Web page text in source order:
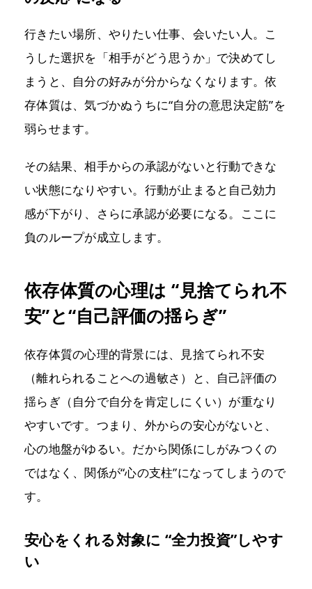
行きたい場所、やりたい仕事、会いたい人。こ
うした選択を「相手がどう思うか」で決めてし
まうと、自分の好みが分からなくなります。依
存体質は、気づかぬうちに“自分の意思決定筋”を
弱らせます。
その結果、相手からの承認がないと行動できな
い状態になりやすい。行動が止まると自己効力
感が下がり、さらに承認が必要になる。ここに
負のループが成立します。
依存体質の心理は “見捨てられ不
安”と“自己評価の揺らぎ”
依存体質の心理的背景には、見捨てられ不安
（離れられることへの過敏さ）と、自己評価の
揺らぎ（自分で自分を肯定しにくい）が重なり
やすいです。つまり、外からの安心がないと、
心の地盤がゆるい。だから関係にしがみつくの
ではなく、関係が“心の支柱”になってしまうので
す。
安心をくれる対象に “全力投資”しやす
い